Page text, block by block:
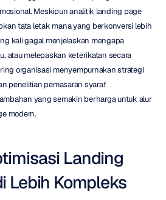
Meskipun analitik landing page
tata letak mana yang berkonversi lebih
kali gagal menjelaskan mengapa
atau melepaskan keterikatan secara
organisasi menyempurnakan strategi
penelitian pemasaran syaraf
yang semakin berharga untuk alur
modern.
Landing
Lebih Kompleks